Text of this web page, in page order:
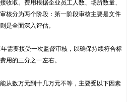
收取。费用根据企业员工人数、场所数量、
核分为两个阶段：第一阶段审核主要是文件
是全面深入评估。
需要接受一次监督审核，以确保持续符合标
用的三分之一左右。
从数万元到十几万元不等，主要受以下因素